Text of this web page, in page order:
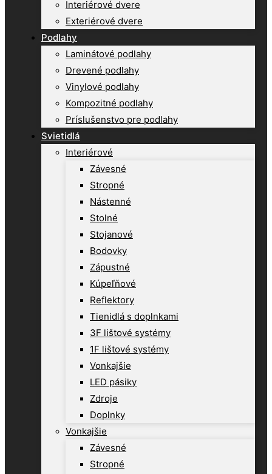
Interiérové dvere
Exteriérové dvere
Podlahy
Laminátové podlahy
Drevené podlahy
Vinylové podlahy
Kompozitné podlahy
Príslušenstvo pre podlahy
Svietidlá
Interiérové
Závesné
Stropné
Nástenné
Stolné
Stojanové
Bodovky
Zápustné
Kúpeľňové
Reflektory
Tienidlá s doplnkami
3F lištové systémy
1F lištové systémy
Vonkajšie
LED pásiky
Zdroje
Doplnky
Vonkajšie
Závesné
Stropné